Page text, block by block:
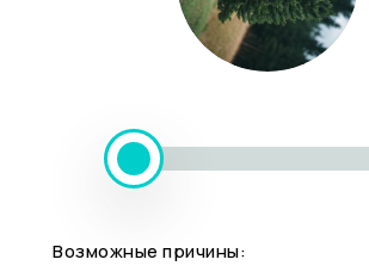
Возможные причины: